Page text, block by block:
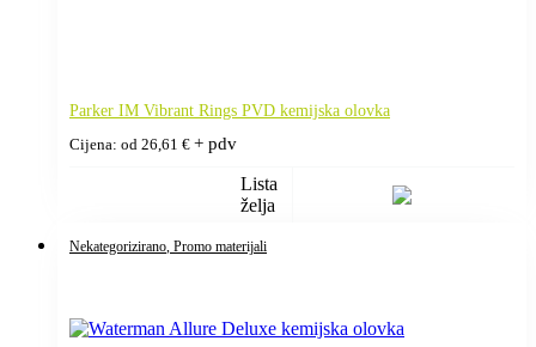
Parker IM Vibrant Rings PVD kemijska olovka
Cijena: od 26,61 € + pdv
Lista
želja
Nekategorizirano , Promo materijali